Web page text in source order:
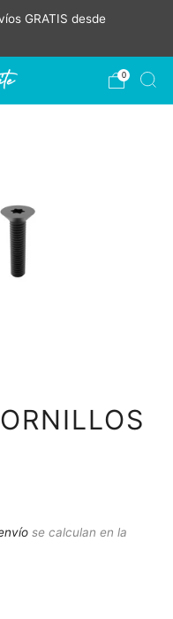
GRATIS desde
0
se calculan en la